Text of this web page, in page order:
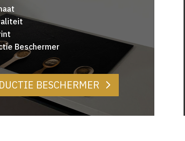
Beschermer
BESCHERMER